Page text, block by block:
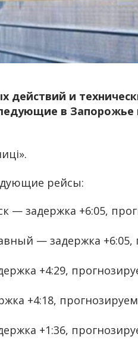
действий и
в Запорожье
рейсы:
задержка +6:05,
— задержка +6:05,
+4:29,
+4:18,
+1:36,